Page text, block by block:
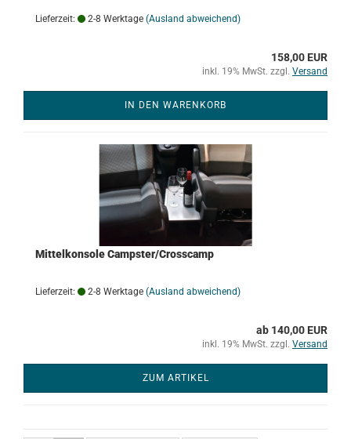
Lieferzeit: 2-8 Werktage (Ausland abweichend)
158,00 EUR
inkl. 19% MwSt. zzgl. Versand
IN DEN WARENKORB
Mittelkonsole Campster/Crosscamp
Lieferzeit: 2-8 Werktage (Ausland abweichend)
ab 140,00 EUR
inkl. 19% MwSt. zzgl. Versand
ZUM ARTIKEL